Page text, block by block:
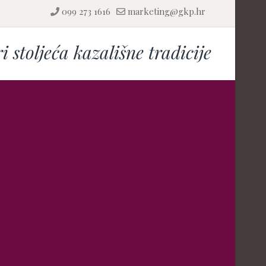
099 273 1616 marketing@gkp.hr
stoljeća kazališne tradicije